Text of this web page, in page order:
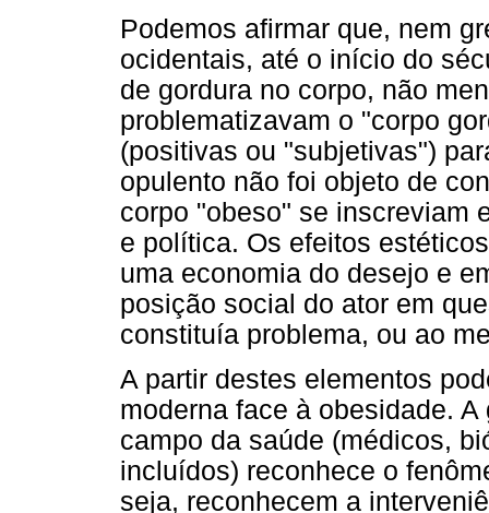
Podemos afirmar que, nem
ocidentais, até o início do
de gordura no corpo, não
problematizavam o "corpo
(positivas ou "subjetivas")
opulento não foi objeto de
corpo "obeso" se inscreviam
e política. Os efeitos
uma economia do desejo e
posição social do ator em
constituía problema, ou ao
A partir destes elementos
moderna face à obesidade.
campo da saúde (médicos,
incluídos) reconhece o
seja, reconhecem a